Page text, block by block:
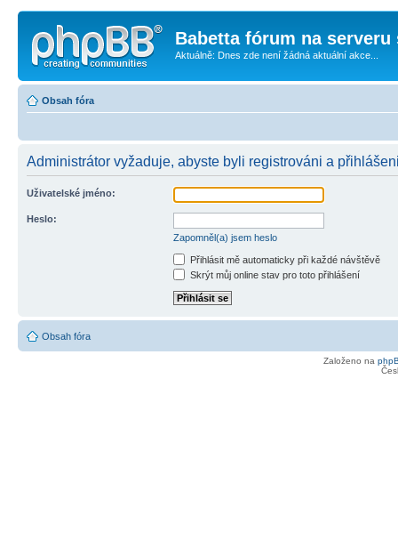
Babetta fórum na serveru
Aktuálně: Dnes zde není žádná aktuální akce...
Obsah fóra
Administrátor vyžaduje, abyste byli registrováni a
Uživatelské jméno:
Heslo:
Zapomněl(a) jsem heslo
Přihlásit mě automaticky při každé návštěvě
Skrýt můj online stav pro toto přihlášení
Obsah fóra
Založeno na